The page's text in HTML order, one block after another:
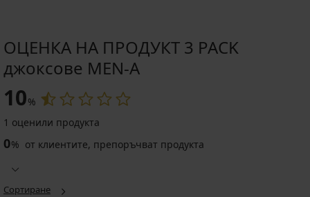
ОЦЕНКА НА ПРОДУКТ 3 PACK
джоксове MEN-A
10%
1 оценили продукта
0% от клиентите, препоръчват продукта
Сортиране